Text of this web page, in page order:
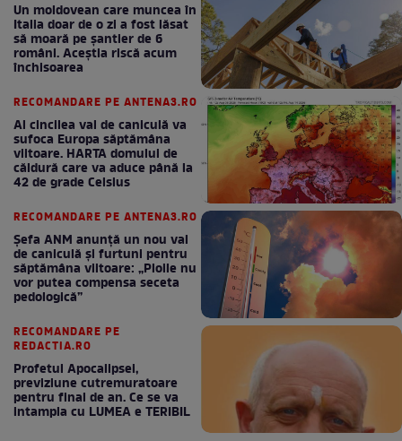
Un moldovean care muncea în
Italia doar de o zi a fost lăsat
să moară pe şantier de 6
români. Aceștia riscă acum
închisoarea
RECOMANDARE PE ANTENA3.RO
Al cincilea val de caniculă va
sufoca Europa săptămâna
viitoare. HARTA domului de
căldură care va aduce până la
42 de grade Celsius
RECOMANDARE PE ANTENA3.RO
Șefa ANM anunță un nou val
de caniculă și furtuni pentru
săptămâna viitoare: „Ploile nu
vor putea compensa seceta
pedologică”
RECOMANDARE PE
REDACTIA.RO
Profetul Apocalipsei,
previziune cutremuratoare
pentru final de an. Ce se va
intampla cu LUMEA e TERIBIL